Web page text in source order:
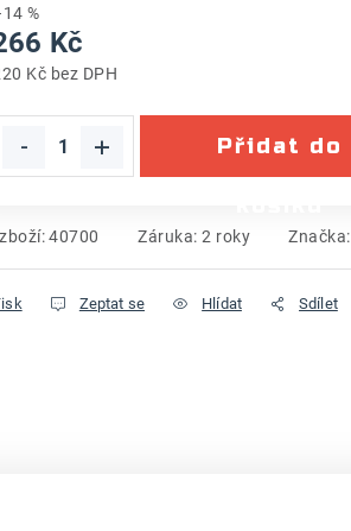
%
Kč
Kč bez DPH
Přidat do
40700 Záruka: 2 roky Značka:
Zeptat se Hlídat Sdílet